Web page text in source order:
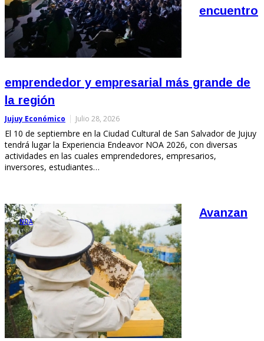
encuentro
emprendedor y empresarial más grande de
la región
Jujuy Económico Julio 28, 2026
El 10 de septiembre en la Ciudad Cultural de San Salvador de Jujuy
tendrá lugar la Experiencia Endeavor NOA 2026, con diversas
actividades en las cuales emprendedores, empresarios,
inversores, estudiantes…
NOA
Avanzan